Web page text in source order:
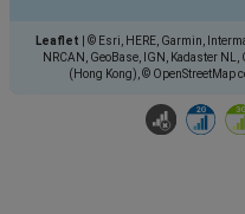
Leaflet
© Esri, HERE, Garmin,
NRCAN, GeoBase, IGN, Kadaster
(Hong Kong), © OpenStreetMap